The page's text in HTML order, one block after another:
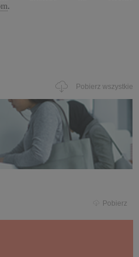
.
Pobierz wszystkie
Pobierz